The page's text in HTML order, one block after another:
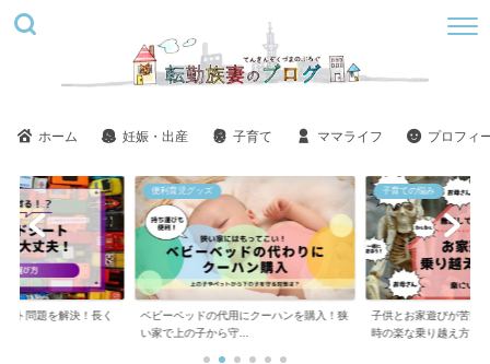
ホーム 妊娠・出産 子育て ママライフ プロフィ
ト問題を解決！長く
便利育児グッズ
ベビーベッドの代用にクーハンを購入！狭
い家で上の子から守...
子育ての悩み
子供とお家遊びが苦痛
時の楽な乗り越え方